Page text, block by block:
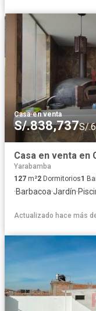
Casa·en venta
S/.838,737S/
Casa en venta en
Yarabamba
127 m²2 Dormitorios1
·Barbacoa·Jardín·
Actualizado hace más